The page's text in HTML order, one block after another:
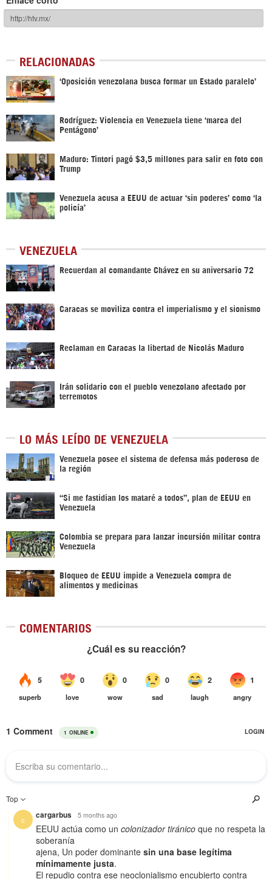
RELACIONADAS
‘Oposición venezolana busca formar un Estado paralelo’
Rodríguez: Violencia en Venezuela tiene ‘marca del
Pentágono’
Maduro: Tintori pagó $3,5 millones para salir en foto con
Trump
Venezuela acusa a EEUU de actuar ‘sin poderes’ como ‘la
policía’
VENEZUELA
Recuerdan al comandante Chávez en su aniversario 72
Caracas se moviliza contra el imperialismo y el sionismo
Reclaman en Caracas la libertad de Nicolás Maduro
Irán solidario con el pueblo venezolano afectado por
terremotos
LO MÁS LEÍDO DE VENEZUELA
Venezuela posee el sistema de defensa más poderoso de
la región
“Si me fastidian los mataré a todos”, plan de EEUU en
Venezuela
Colombia se prepara para lanzar incursión militar contra
Venezuela
Bloqueo de EEUU impide a Venezuela compra de
alimentos y medicinas
COMENTARIOS